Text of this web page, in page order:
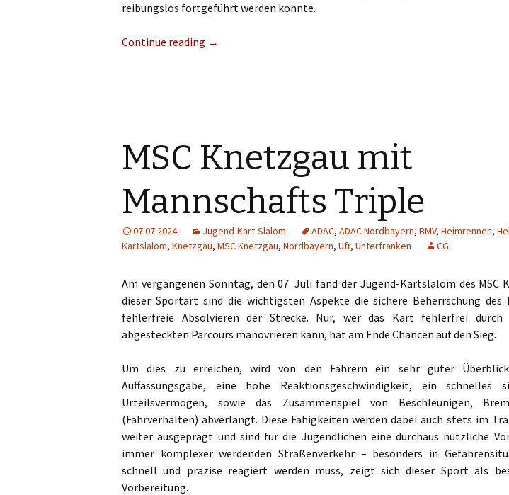
reibungslos fortgeführt werden konnte.
Continue reading →
MSC Knetzgau mit
Mannschafts Triple
07.07.2024 Jugend-Kart-Slalom ADAC, ADAC Nordbayern, BMV, Heimrennen,
Kartslalom, Knetzgau, MSC Knetzgau, Nordbayern, Ufr, Unterfranken CG
Am vergangenen Sonntag, den 07. Juli fand der Jugend-Kartslalom des MSC
dieser Sportart sind die wichtigsten Aspekte die sichere Beherrschung des
fehlerfreie Absolvieren der Strecke. Nur, wer das Kart fehlerfrei
abgesteckten Parcours manövrieren kann, hat am Ende Chancen auf den Sieg.
Um dies zu erreichen, wird von den Fahrern ein sehr guter
Auffassungsgabe, eine hohe Reaktionsgeschwindigkeit, ein schnelles
Urteilsvermögen, sowie das Zusammenspiel von Beschleunigen,
(Fahrverhalten) abverlangt. Diese Fähigkeiten werden dabei auch stets im
weiter ausgeprägt und sind für die Jugendlichen eine durchaus nützliche
immer komplexer werdenden Straßenverkehr – besonders in
schnell und präzise reagiert werden muss, zeigt sich dieser Sport als
Vorbereitung.